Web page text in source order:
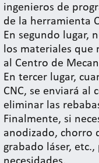
ingenieros de
de la herramienta
En segundo lugar,
los materiales que
al Centro de
En tercer lugar,
CNC, se enviará al
eliminar las
Finalmente, si
anodizado, chorro
grabado láser,